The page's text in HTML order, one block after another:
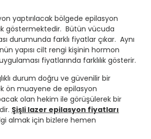
yaptırılacak bölgede epilasyon
göstermektedir. Bütün vücuda
durumunda farklı fiyatlar çıkar. Aynı
yapısı cilt rengi kişinin hormon
fiyatlarında farklılık gösterir.
durum doğru ve güvenilir bir
ön muayene de epilasyon
olan hekim ile görüşülerek bir
Şişli lazer epilasyon fiyatları
almak için bizlere hemen